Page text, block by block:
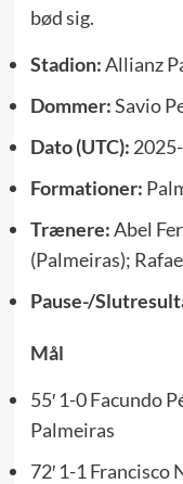
bød sig.
Stadion:Allianz
Dommer:Savio
Dato (UTC):
Formationer:
Trænere:Abel
(Palmeiras);
Pause-/
Mål
55′ 1-0 Facundo
Palmeiras
72′ 1-1